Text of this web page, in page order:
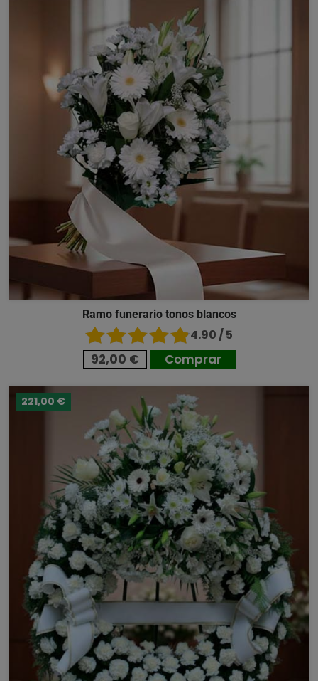
Ramo funerario tonos blancos
4.90 / 5
92,00 € Comprar
221,00 €